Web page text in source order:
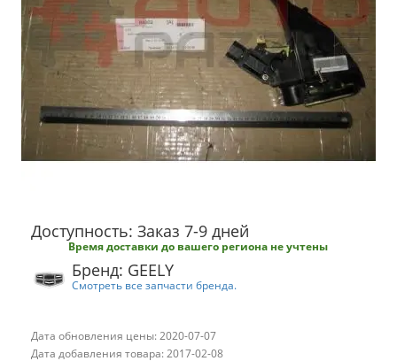
Доступность: Заказ 7-9 дней
Время доставки до вашего региона не учтены
Бренд: GEELY
Смотреть все запчасти бренда.
Дата обновления цены: 2020-07-07
Дата добавления товара: 2017-02-08